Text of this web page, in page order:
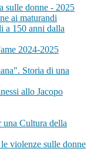
sulle donne - 2025
ai maturandi
a 150 anni dalla
2024-2025
Storia di una
allo Jacopo
una Cultura della
violenze sulle donne